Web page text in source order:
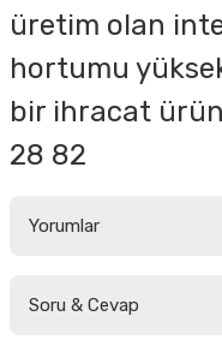
üretim olan
hortumu
bir ihracat
28 82
Yorumlar
Soru & Cevap